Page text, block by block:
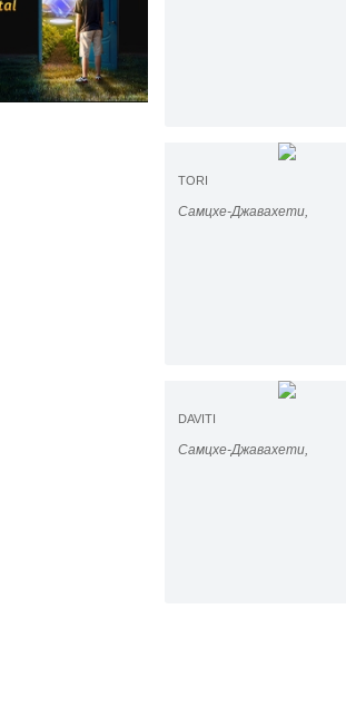
TORI
Самцхе-Джавахети,
DAVITI
Самцхе-Джавахети,